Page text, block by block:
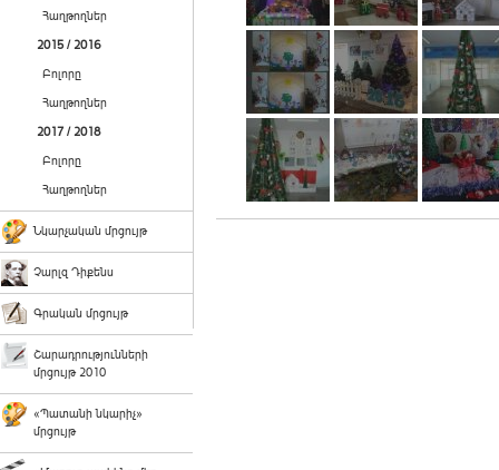
Հաղթողներ
2015 / 2016
Բոլորը
Հաղթողներ
2017 / 2018
Բոլորը
Հաղթողներ
Նկարչական մրցույթ
Չարլզ Դիքենս
Գրական մրցույթ
Շարադրությունների
մրցույթ 2010
«Պատանի նկարիչ»
մրցույթ